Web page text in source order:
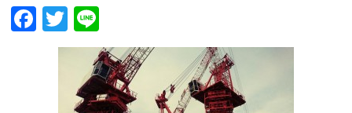
Facebook
Twitter